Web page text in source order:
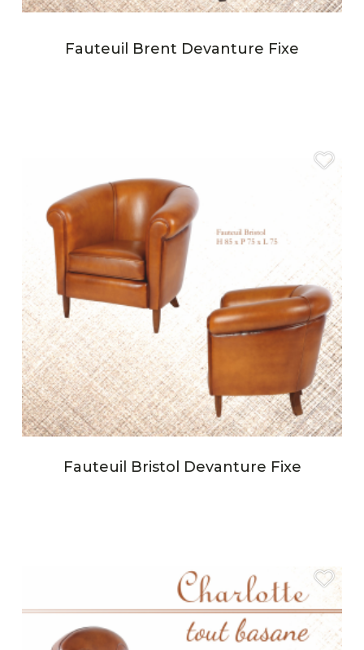
Fauteuil Brent Devanture Fixe
Fauteuil Bristol Devanture Fixe